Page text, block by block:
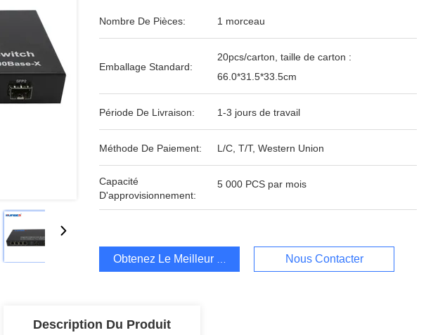
Nombre De Pièces: 1 morceau
Emballage Standard:
20pcs/carton, taille de carton :
66.0*31.5*33.5cm
Période De Livraison: 1-3 jours de travail
Méthode De Paiement: L/C, T/T, Western Union
Capacité
D'approvisionnement:
5 000 PCS par mois
Obtenez Le Meilleur Prix Nous Contacter
Description Du Produit